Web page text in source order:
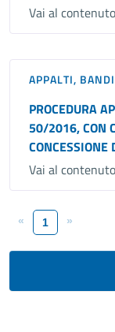
Vai al contenuto
APPALTI,
PROCEDURA
50/2016, CON
CONCESSIONE
Vai al contenuto
« 1 »